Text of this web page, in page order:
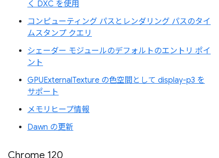
く DXC を使用
コンピューティング パスとレンダリング パスのタイ
ムスタンプ クエリ
シェーダー モジュールのデフォルトのエントリ ポイ
ント
GPUExternalTexture の色空間として display-p3 を
サポート
メモリヒープ情報
Dawn の更新
Chrome 120